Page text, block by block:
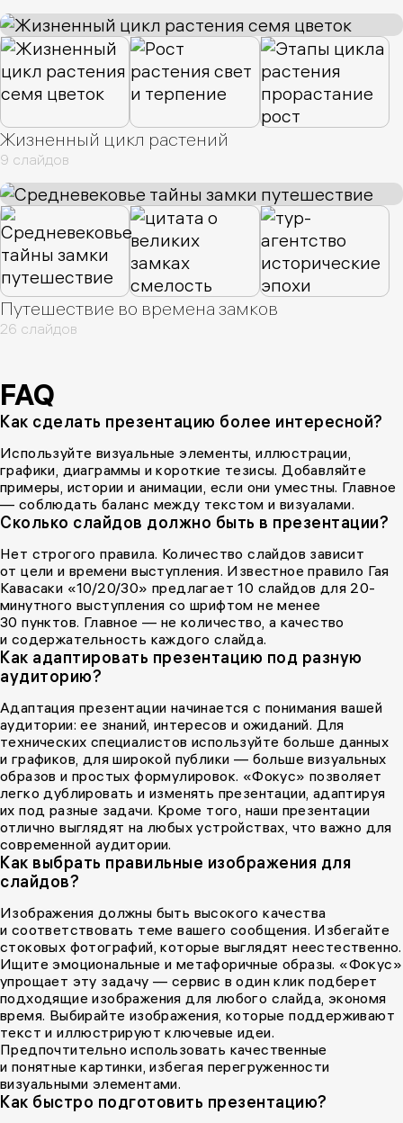
Жизненный цикл растений
9 слайдов
Путешествие во времена замков
26 слайдов
FAQ
Как сделать презентацию более интересной?
Используйте визуальные элементы, иллюстрации,
графики, диаграммы и короткие тезисы. Добавляйте
примеры, истории и анимации, если они уместны. Главное
— соблюдать баланс между текстом и визуалами.
Сколько слайдов должно быть в презентации?
Нет строгого правила. Количество слайдов зависит
от цели и времени выступления. Известное правило Гая
Кавасаки «10/20/30» предлагает 10 слайдов для 20-
минутного выступления со шрифтом не менее
30 пунктов. Главное — не количество, а качество
и содержательность каждого слайда.
Как адаптировать презентацию под разную
аудиторию?
Адаптация презентации начинается с понимания вашей
аудитории: ее знаний, интересов и ожиданий. Для
технических специалистов используйте больше данных
и графиков, для широкой публики — больше визуальных
образов и простых формулировок. «Фокус» позволяет
легко дублировать и изменять презентации, адаптируя
их под разные задачи. Кроме того, наши презентации
отлично выглядят на любых устройствах, что важно для
современной аудитории.
Как выбрать правильные изображения для
слайдов?
Изображения должны быть высокого качества
и соответствовать теме вашего сообщения. Избегайте
стоковых фотографий, которые выглядят неестественно.
Ищите эмоциональные и метафоричные образы. «Фокус»
упрощает эту задачу — сервис в один клик подберет
подходящие изображения для любого слайда, экономя
время. Выбирайте изображения, которые поддерживают
текст и иллюстрируют ключевые идеи.
Предпочтительно использовать качественные
и понятные картинки, избегая перегруженности
визуальными элементами.
Как быстро подготовить презентацию?